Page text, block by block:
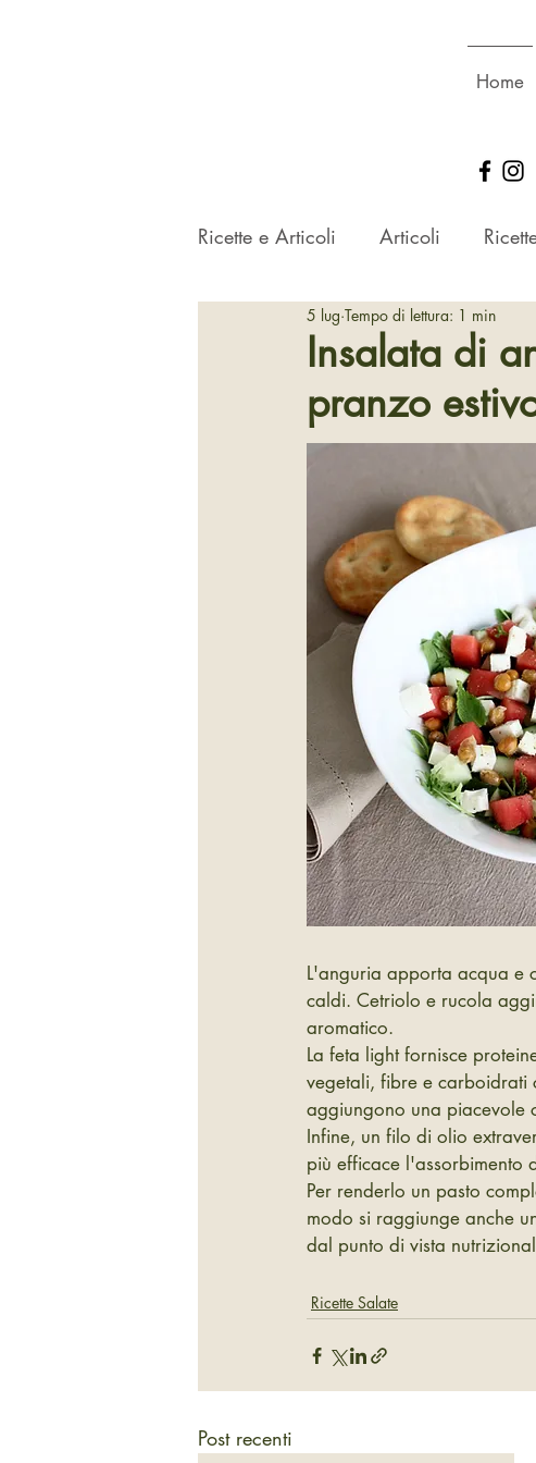
Home
Ricette e Articoli Articoli
Insalata di
pranzo
5 lug Tempo di lettura: 1 min
L'anguria apporta acqua e
caldi. Cetriolo e rucola
aromatico.
La feta light fornisce
vegetali, fibre e carboidrati
aggiungono una piacevole
Infine, un filo di olio
più efficace l'assorbimento
Per renderlo un pasto
modo si raggiunge anche
dal punto di vista
Ricette Salate
Post recenti